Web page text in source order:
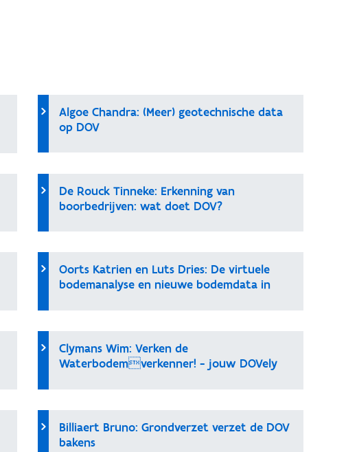
Algoe Chandra: (Meer) geotechnische data
op DOV
De Rouck Tinneke: Erkenning van
boorbedrijven: wat doet DOV?
Oorts Katrien en Luts Dries: De virtuele
bodemanalyse en nieuwe bodemdata in
Clymans Wim: Verken de
Waterbodemverkenner! - jouw DOVely
Billiaert Bruno: Grondverzet verzet de DOV
bakens